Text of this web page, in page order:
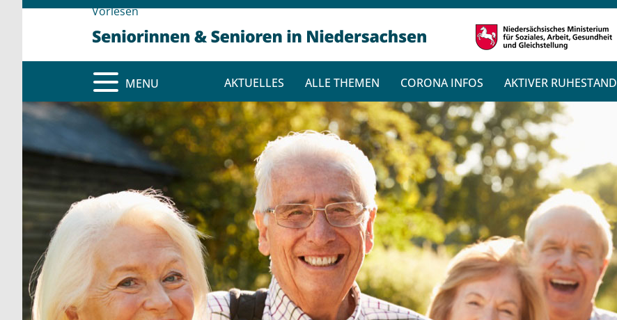
Vorlesen
MENU AKTUELLES ALLE THEMEN CORONA INFOS AKTIVER RUHESTAND